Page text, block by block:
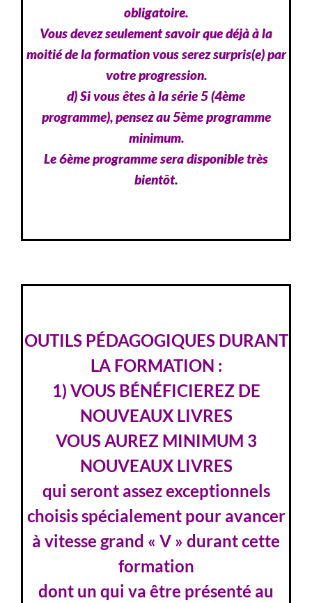
obligatoire.
Vous devez seulement savoir que déjà à la
moitié de la formation vous serez surpris(e) par
votre progression.
d) Si vous êtes à la série 5 (4ème
programme), pensez au 5ème programme
minimum.
Le 6ème programme sera disponible très
bientôt.
OUTILS PÉDAGOGIQUES DURANT
LA FORMATION :
1) VOUS BÉNÉFICIEREZ DE
NOUVEAUX LIVRES
VOUS AUREZ MINIMUM 3
NOUVEAUX LIVRES
qui seront assez exceptionnels
choisis spécialement pour avancer
à vitesse grand « V » durant cette
formation
dont un qui va être présenté au